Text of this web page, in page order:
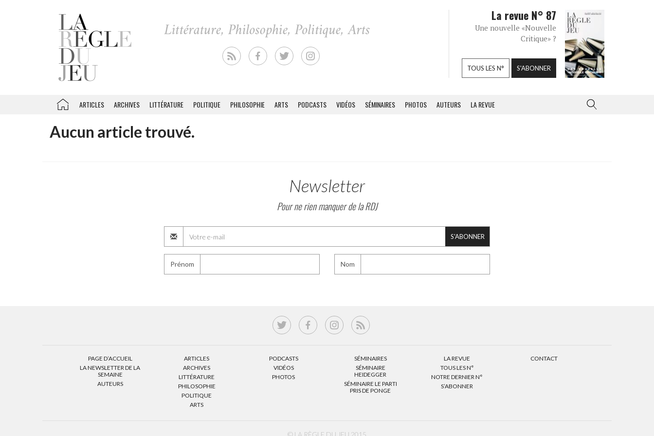
La revue N° 87
Une nouvelle «Nouvelle
Critique» ?
TOUS LES N° S'ABONNER
ARTICLES ARCHIVES LITTÉRATURE POLITIQUE PHILOSOPHIE ARTS PODCASTS VIDÉOS SÉMINAIRES PHOTOS AUTEURS LA REVUE
Aucun article trouvé.
Newsletter
Pour ne rien manquer de la RDJ
S'ABONNER
Prénom Nom
PAGE D’ACCUEIL
LA NEWSLETTER DE LA
SEMAINE
AUTEURS
ARTICLES
ARCHIVES
LITTÉRATURE
PHILOSOPHIE
POLITIQUE
ARTS
PODCASTS
VIDÉOS
PHOTOS
SÉMINAIRES
SÉMINAIRE
HEIDEGGER
SÉMINAIRE LE PARTI
PRIS DE PONGE
LA REVUE
TOUS LES N°
NOTRE DERNIER N°
S’ABONNER
CONTACT
© LA RÈGLE DU JEU 2015